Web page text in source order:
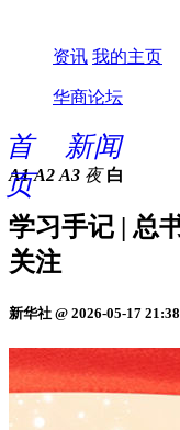
资讯 我的主页
华商论坛
首
页
新闻
A1 A2 A3 夜 白
学习手记 | 总
关注
新华社 @ 2026-05-17